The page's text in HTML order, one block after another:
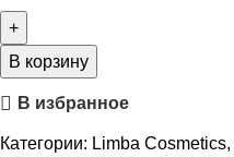
В корзину
В избранное
Категории: Limba Cosmetics,